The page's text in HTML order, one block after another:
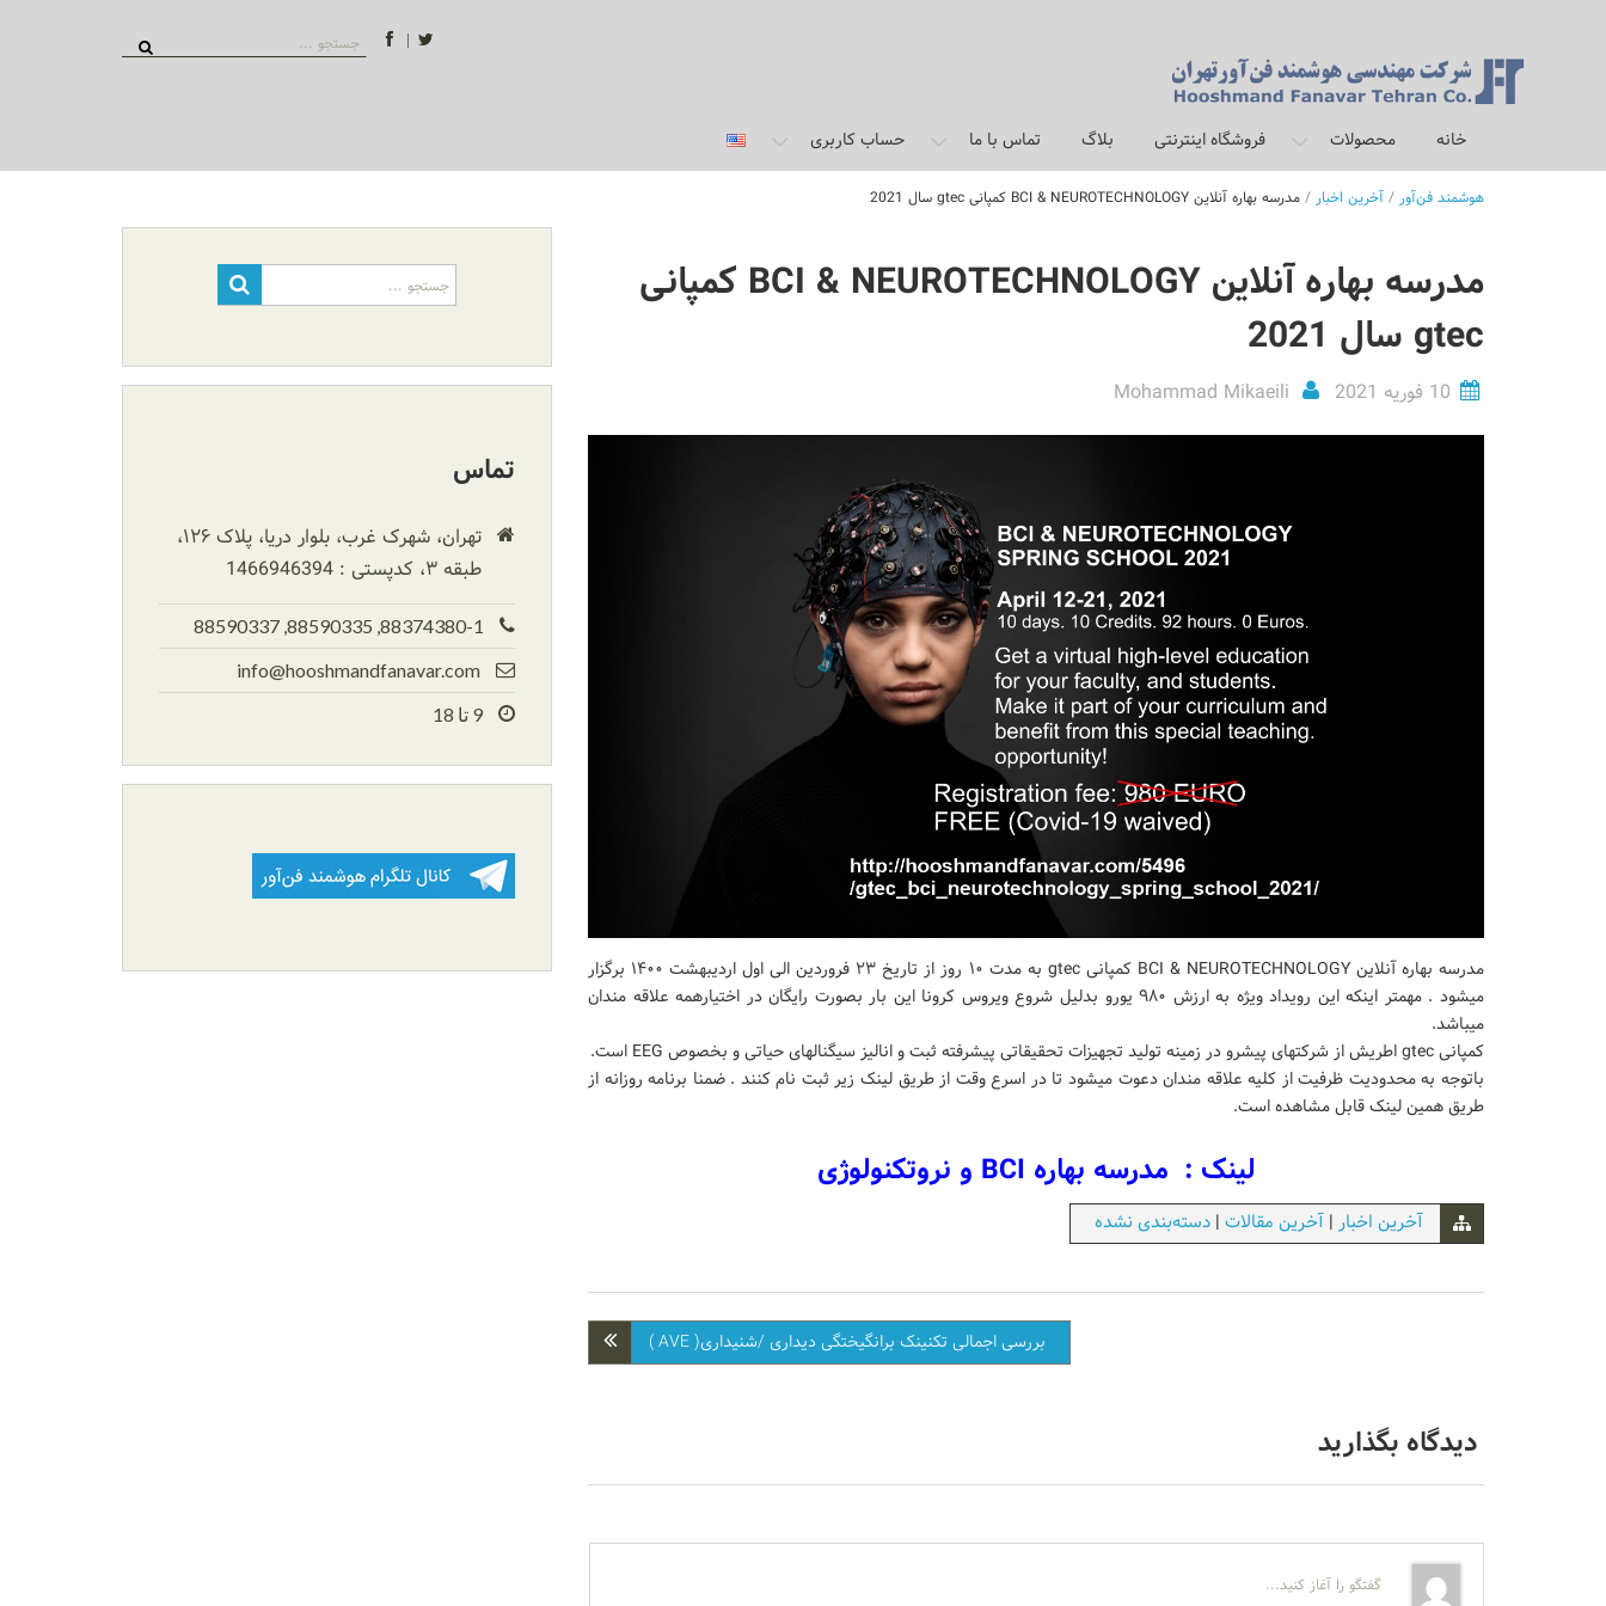
جستجو
خانه محصولات فروشگاه اینترنتی بلاگ تماس با ما حساب کاربری
هوشمند فن‌آور / آخرین اخبار / مدرسه بهاره آنلاین BCI & NEUROTECHNOLOGY کمپانی gtec سال 2021
مدرسه بهاره آنلاین BCI & NEUROTECHNOLOGY کمپانی
gtec سال 2021
10 فوریه 2021 Mohammad Mikaeili
مدرسه بهاره آنلاین BCI & NEUROTECHNOLOGY کمپانی gtec به مدت ۱۰ روز از تاریخ ۲۳ فروردین الی اول اردیبهشت ۱۴۰۰ برگزار
میشود . مهمتر اینکه این رویداد ویژه به ارزش ۹۸۰ یورو بدلیل شروع ویروس کرونا این بار بصورت رایگان در اختیارهمه علاقه مندان
میباشد.
کمپانی gtec اطریش از شرکتهای پیشرو در زمینه تولید تجهیزات تحقیقاتی پیشرفته ثبت و انالیز سیگنالهای حیاتی و بخصوص EEG است.
باتوجه به محدودیت ظرفیت از کلیه علاقه مندان دعوت میشود تا در اسرع وقت از طریق لینک زیر ثبت نام کنند . ضمنا برنامه روزانه از
طریق همین لینک قابل مشاهده است.
لینک : مدرسه بهاره BCI و نروتکنولوژی
آخرین اخبار | آخرین مقالات | دسته‌بندی نشده
بررسی اجمالی تکنینک برانگیختگی دیداری /شنیداری( AVE )
دیدگاه بگذارید
جستجو
برای:
تماس
تهران، شهرک غرب، بلوار دریا، پلاک ۱۲۶،
طبقه ۳، کدپستی : 1466946394
88374380-1, 88590335, 88590337
info@hooshmandfanavar.com
9 تا 18